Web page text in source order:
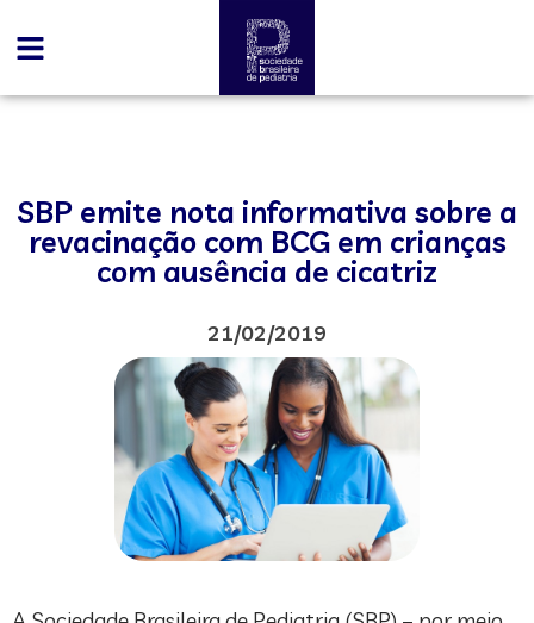
SBP emite nota informativa sobre a
revacinação com BCG em crianças
com ausência de cicatriz
21/02/2019